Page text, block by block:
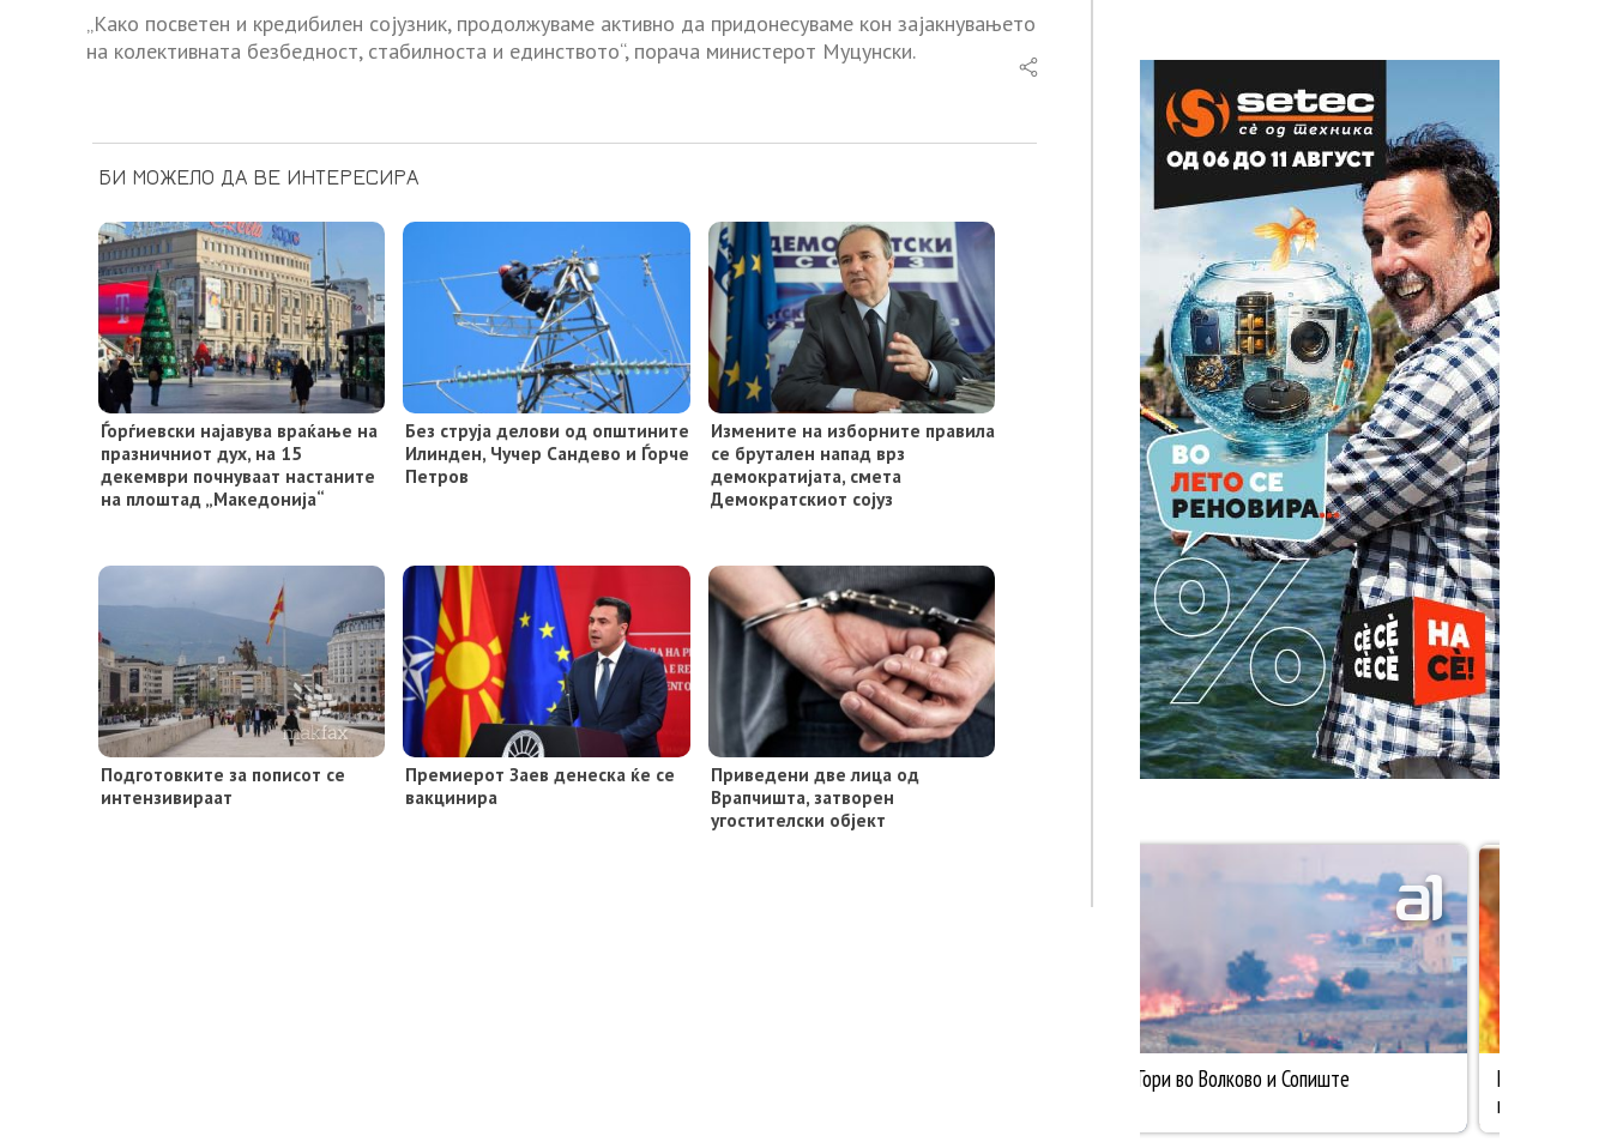
„Како посветен и кредибилен сојузник, продолжуваме активно да придонесуваме кон зајакнувањето
на колективната безбедност, стабилноста и единството“, порача министерот Муцунски.
БИ МОЖЕЛО ДА ВЕ ИНТЕРЕСИРА
Ѓорѓиевски најавува враќање на
празничниот дух, на 15
декември почнуваат настаните
на плоштад „Македонија“
Без струја делови од општините
Илинден, Чучер Сандево и Ѓорче
Петров
Измените на изборните правила
се брутален напад врз
демократијата, смета
Демократскиот сојуз
Подготовките за пописот се
интензивираат
Премиерот Зaев денеска ќе се
вакцинира
Приведени две лица од
Врапчишта, затворен
угостителски објект